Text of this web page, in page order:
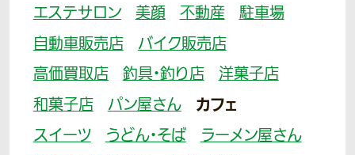
エステサロン
美顔 不動産
駐車場
自動車販売店
バイク販売店
高価買取店
釣具・釣り店
洋菓子店
和菓子店
パン屋さん カフェ
スイーツ うどん・そば
ラーメン屋さん